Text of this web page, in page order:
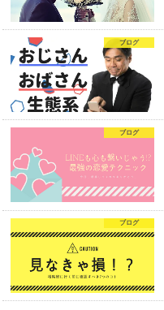
ブログ
ブログ
ブログ